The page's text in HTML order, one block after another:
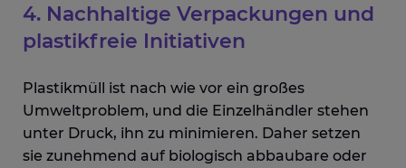
4. Nachhaltige Verpackungen und
plastikfreie Initiativen
Plastikmüll ist nach wie vor ein großes
Umweltproblem, und die Einzelhändler stehen
unter Druck, ihn zu minimieren. Daher setzen
sie zunehmend auf biologisch abbaubare oder